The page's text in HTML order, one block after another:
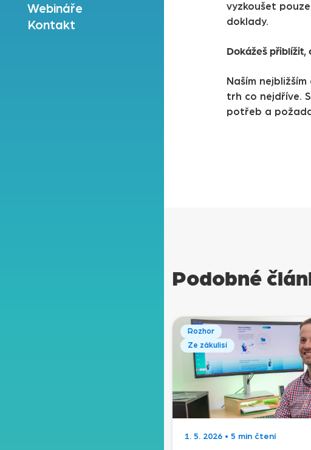
Webináře
Kontakt
vyzkoušet
doklady.
Dokážeš přiblížit,
Naším
trh co nejdříve.
potřeb a
Podobné
Rozhor
Ze zákulisí
1. 5. 2026 • 5 min čtení